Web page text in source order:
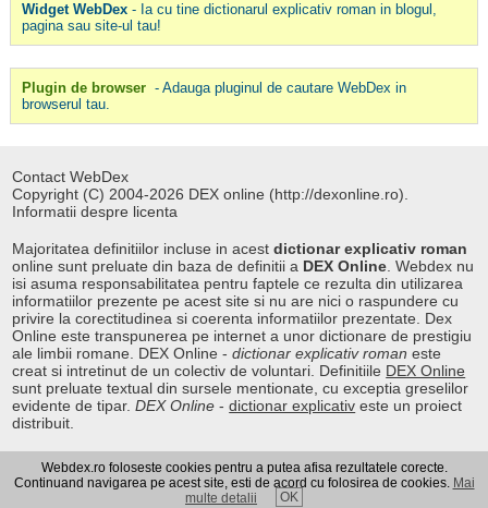
Widget WebDex- Ia cu tine dictionarul explicativ roman in blogul,
pagina sau site-ul tau!
Plugin de browser - Adauga pluginul de cautare WebDex in
browserul tau.
Contact WebDex
Copyright (C) 2004-2026 DEX online (http://dexonline.ro).
Informatii despre licenta
Majoritatea definitiilor incluse in acestdictionar explicativ roman
online sunt preluate din baza de definitii a DEX Online . Webdex nu
isi asuma responsabilitatea pentru faptele ce rezulta din utilizarea
informatiilor prezente pe acest site si nu are nici o raspundere cu
privire la corectitudinea si coerenta informatiilor prezentate. Dex
Online este transpunerea pe internet a unor dictionare de prestigiu
ale limbii romane. DEX Online -dictionar explicativ roman este
creat si intretinut de un colectiv de voluntari. Definitiile DEX Online
sunt preluate textual din sursele mentionate, cu exceptia greselilor
evidente de tipar.DEX Online -dictionar explicativ este un proiect
distribuit.
Curs valutar|Kurs walut|Pret fier vechi
Webdex.ro foloseste cookies pentru a putea afisa rezultatele corecte.
Continuand navigarea pe acest site, esti de acord cu folosirea de cookies. Mai
multe detalii
OK